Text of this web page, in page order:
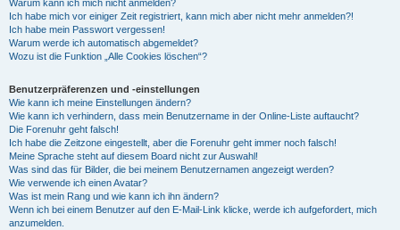
Warum kann ich mich nicht anmelden?
Ich habe mich vor einiger Zeit registriert, kann mich aber nicht mehr anmelden?!
Ich habe mein Passwort vergessen!
Warum werde ich automatisch abgemeldet?
Wozu ist die Funktion „Alle Cookies löschen“?
Benutzerpräferenzen und -einstellungen
Wie kann ich meine Einstellungen ändern?
Wie kann ich verhindern, dass mein Benutzername in der Online-Liste auftaucht?
Die Forenuhr geht falsch!
Ich habe die Zeitzone eingestellt, aber die Forenuhr geht immer noch falsch!
Meine Sprache steht auf diesem Board nicht zur Auswahl!
Was sind das für Bilder, die bei meinem Benutzernamen angezeigt werden?
Wie verwende ich einen Avatar?
Was ist mein Rang und wie kann ich ihn ändern?
Wenn ich bei einem Benutzer auf den E-Mail-Link klicke, werde ich aufgefordert, mich
anzumelden.